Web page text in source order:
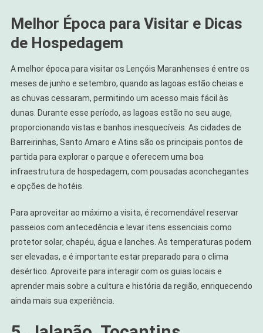
Melhor Época para Visitar e Dicas
de Hospedagem
A melhor época para visitar os Lençóis Maranhenses é entre os
meses de junho e setembro, quando as lagoas estão cheias e
as chuvas cessaram, permitindo um acesso mais fácil às
dunas. Durante esse período, as lagoas estão no seu auge,
proporcionando vistas e banhos inesquecíveis. As cidades de
Barreirinhas, Santo Amaro e Atins são os principais pontos de
partida para explorar o parque e oferecem uma boa
infraestrutura de hospedagem, com pousadas aconchegantes
e opções de hotéis.
Para aproveitar ao máximo a visita, é recomendável reservar
passeios com antecedência e levar itens essenciais como
protetor solar, chapéu, água e lanches. As temperaturas podem
ser elevadas, e é importante estar preparado para o clima
desértico. Aproveite para interagir com os guias locais e
aprender mais sobre a cultura e história da região, enriquecendo
ainda mais sua experiência.